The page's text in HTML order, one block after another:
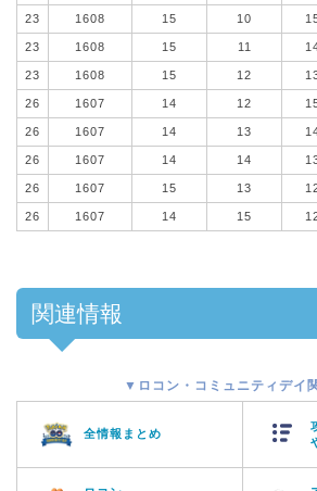
23 1608 15 10
23 1608 15 11
23 1608 15 12
26 1607 14 12
26 1607 14 13
26 1607 14 14
26 1607 15 13
26 1607 14 15
関連情報
▼ロコン・コミュニティデイ
全情報まとめ